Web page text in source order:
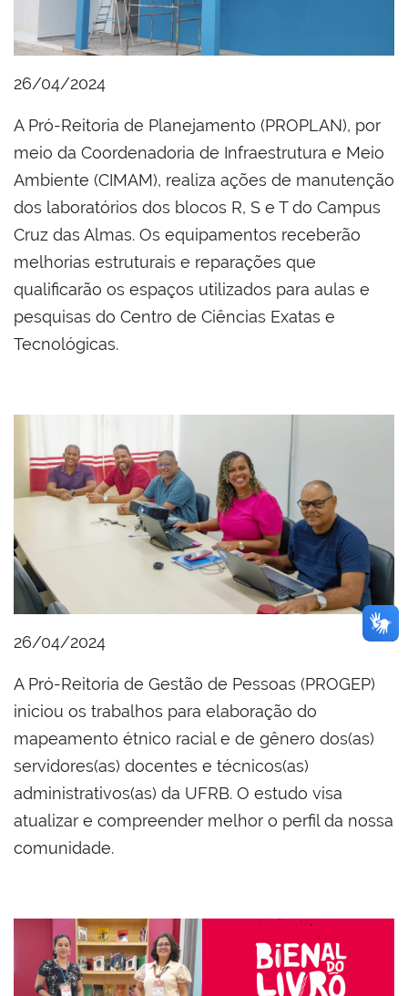
26/04/2024
A Pró-Reitoria de Planejamento (PROPLAN), por
meio da Coordenadoria de Infraestrutura e Meio
Ambiente (CIMAM), realiza ações de manutenção
dos laboratórios dos blocos R, S e T do Campus
Cruz das Almas. Os equipamentos receberão
melhorias estruturais e reparações que
qualificarão os espaços utilizados para aulas e
pesquisas do Centro de Ciências Exatas e
Tecnológicas.
26/04/2024
A Pró-Reitoria de Gestão de Pessoas (PROGEP)
iniciou os trabalhos para elaboração do
mapeamento étnico racial e de gênero dos(as)
servidores(as) docentes e técnicos(as)
administrativos(as) da UFRB. O estudo visa
atualizar e compreender melhor o perfil da nossa
comunidade.